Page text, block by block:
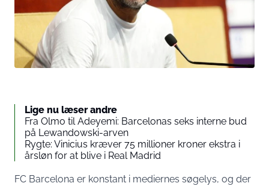
Lige nu læser andre
Fra Olmo til Adeyemi: Barcelonas seks interne bud
på Lewandowski-arven
Rygte: Vinicius kræver 75 millioner kroner ekstra i
årsløn for at blive i Real Madrid
FC Barcelona er konstant i mediernes søgelys, og der